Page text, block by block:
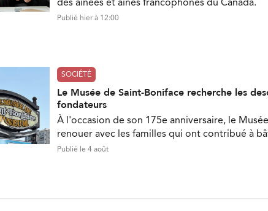
des ainées et ainés francophones du Canada.
Publié hier à 12:00
SOCIÉTÉ
Le Musée de Saint-Boniface recherche les
fondateurs
À l'occasion de son 175e anniversaire, le
renouer avec les familles qui ont contribué à
Publié le 4 août